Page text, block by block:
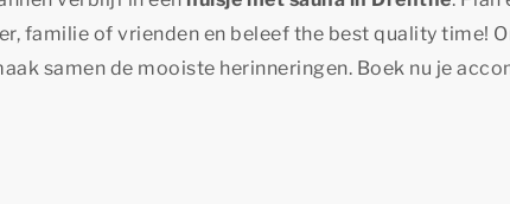
familie of vrienden en beleef the best quality time!
samen de mooiste herinneringen. Boek nu je